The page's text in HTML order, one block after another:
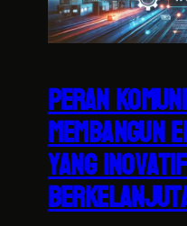
Peran
Membangun
yang